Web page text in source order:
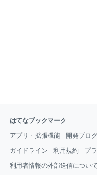
はてなブックマーク
アプリ・拡張機能 開発ブログ
ガイドライン 利用規約 プ
利用者情報の外部送信について